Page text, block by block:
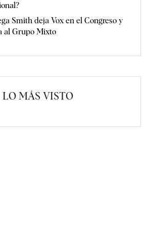
Smith deja Vox en el Congreso y
al Grupo Mixto
LO MÁS VISTO